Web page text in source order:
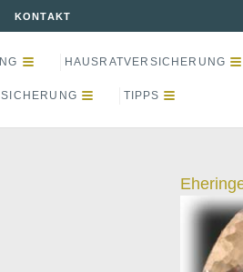
KONTAKT
HAUSRATVERSICHERUNG
TIPPS